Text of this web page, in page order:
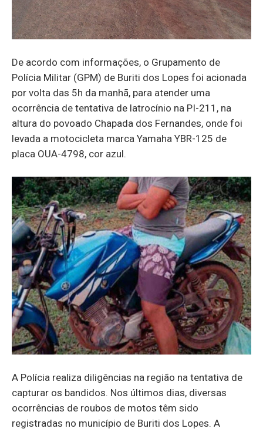
De acordo com informações, o Grupamento de
Polícia Militar (GPM) de Buriti dos Lopes foi acionada
por volta das 5h da manhã, para atender uma
ocorrência de tentativa de latrocínio na PI-211, na
altura do povoado Chapada dos Fernandes, onde foi
levada a motocicleta marca Yamaha YBR-125 de
placa OUA-4798, cor azul.
A Polícia realiza diligências na região na tentativa de
capturar os bandidos. Nos últimos dias, diversas
ocorrências de roubos de motos têm sido
registradas no município de Buriti dos Lopes. A